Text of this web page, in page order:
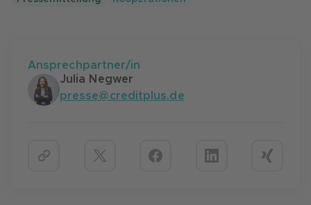
Ansprechpartner/in
Julia Negwer
presse@creditplus.de